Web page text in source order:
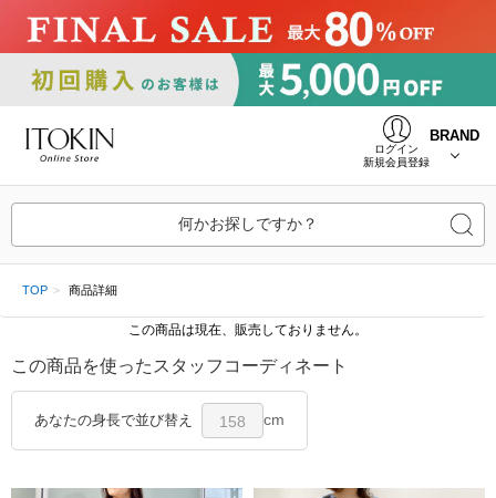
ログイン
新規会員登録
BRAND
何かお探しですか？
TOP 商品詳細
この商品は現在、販売しておりません。
この商品を使ったスタッフコーディネート
あなたの身長で並び替え 158 cm